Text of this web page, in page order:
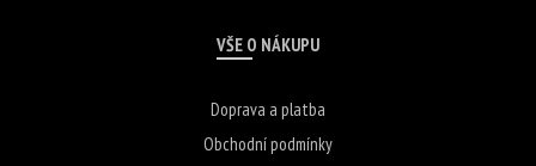
VŠE O NÁKUPU
Doprava a platba
Obchodní podmínky